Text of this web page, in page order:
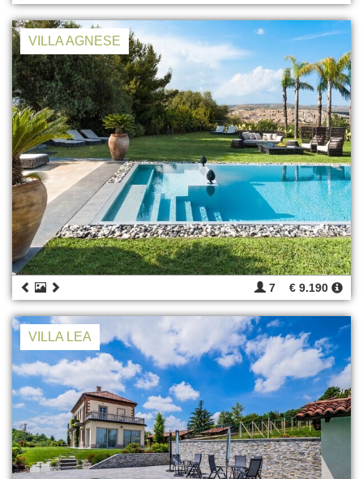
VILLA AGNESE
7 € 9.190
VILLA LEA